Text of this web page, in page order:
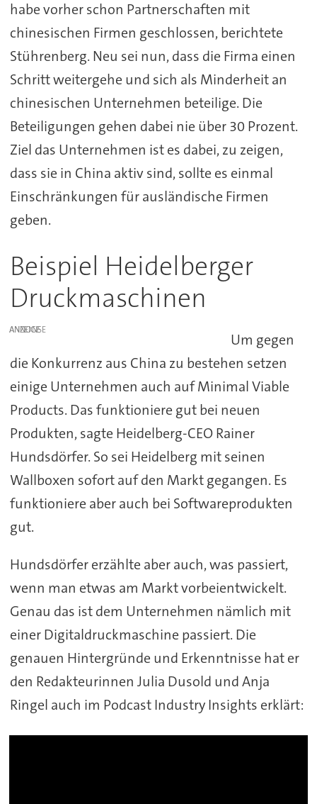
habe vorher schon Partnerschaften mit
chinesischen Firmen geschlossen, berichtete
Stührenberg. Neu sei nun, dass die Firma einen
Schritt weitergehe und sich als Minderheit an
chinesischen Unternehmen beteilige. Die
Beteiligungen gehen dabei nie über 30 Prozent.
Ziel das Unternehmen ist es dabei, zu zeigen,
dass sie in China aktiv sind, sollte es einmal
Einschränkungen für ausländische Firmen
geben.
Beispiel Heidelberger
Druckmaschinen
ANZEIGE
Um gegen
die Konkurrenz aus China zu bestehen setzen
einige Unternehmen auch auf Minimal Viable
Products. Das funktioniere gut bei neuen
Produkten, sagte Heidelberg-CEO Rainer
Hundsdörfer. So sei Heidelberg mit seinen
Wallboxen sofort auf den Markt gegangen. Es
funktioniere aber auch bei Softwareprodukten
gut.
Hundsdörfer erzählte aber auch, was passiert,
wenn man etwas am Markt vorbeientwickelt.
Genau das ist dem Unternehmen nämlich mit
einer Digitaldruckmaschine passiert. Die
genauen Hintergründe und Erkenntnisse hat er
den Redakteurinnen Julia Dusold und Anja
Ringel auch im Podcast Industry Insights erklärt: